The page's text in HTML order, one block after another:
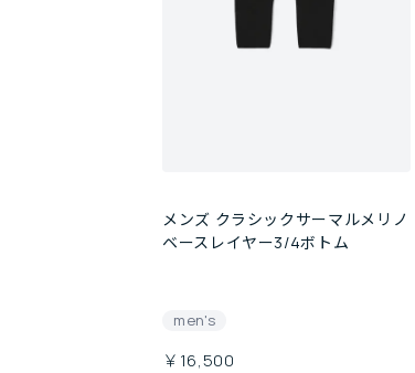
メンズ クラシックサーマルメリノ
ベースレイヤー3/4ボトム
men's
￥16,500